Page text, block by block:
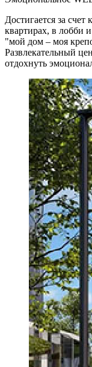
Достигается за
квартирах, в лобби
"мой дом – моя
Развлекательный
отдохнуть